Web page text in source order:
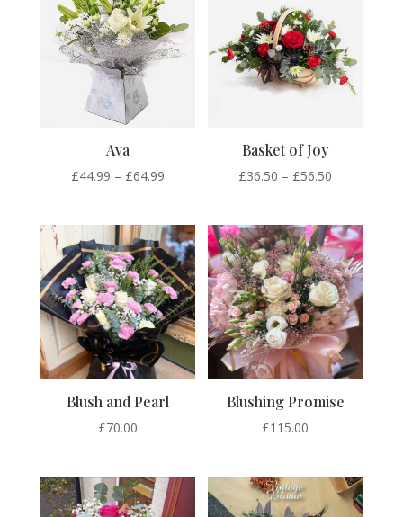
£59.50
Ava
£44.99 – £64.99Price
£44.99
through
£64.99
Basket of Joy
£36.50 – £56.50
£36.50
through
£56.50
Blush and Pearl
£70.00
Blushing Promise
£115.00